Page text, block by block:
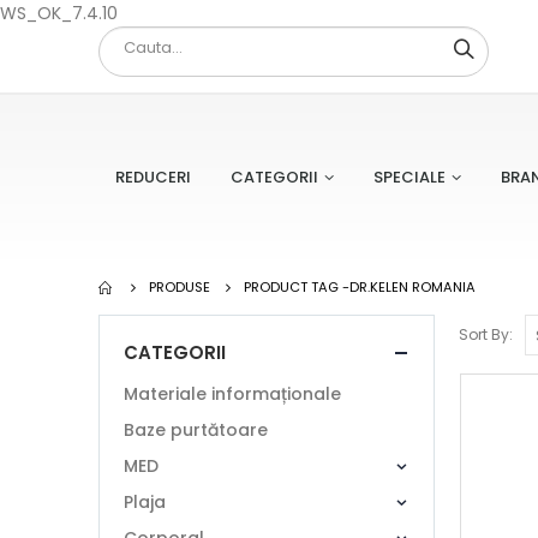
WS_OK_7.4.10
REDUCERI CATEGORII SPECIALE
PRODUSE PRODUCT TAG -DR.KELEN ROMANIA
Sort By:
CATEGORII
Materiale informaționale
Baze purtătoare
MED
Plaja